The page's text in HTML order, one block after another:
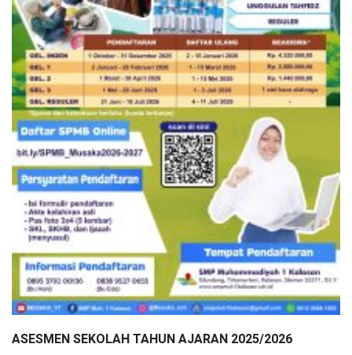
ASESMEN SEKOLAH TAHUN AJARAN 2025/2026